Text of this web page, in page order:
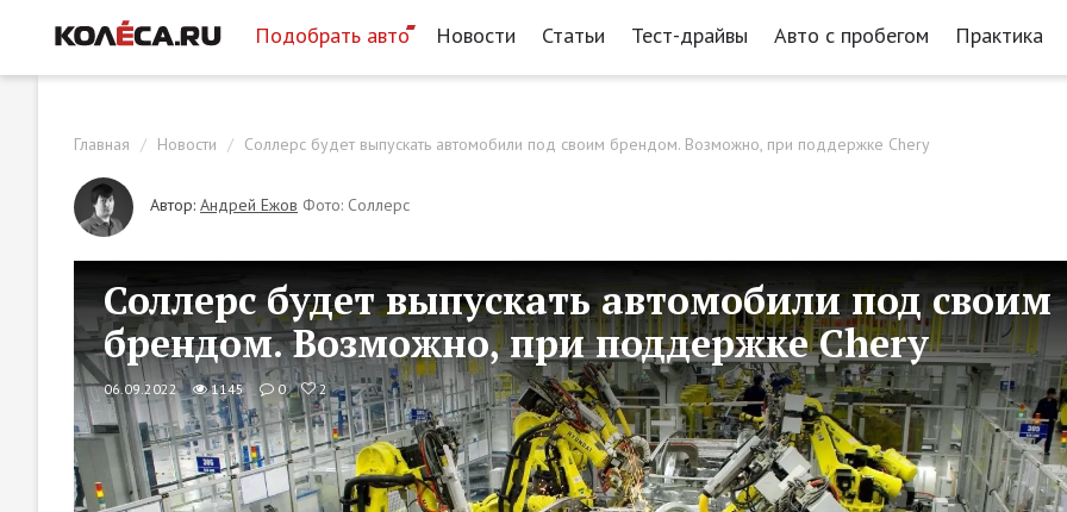
Подобрать авто Новости Статьи Тест-драйвы Авто с пробегом Практика
Главная Новости Соллерс будет выпускать автомобили под своим брендом. Возможно, при поддержке Chery
Автор: Андрей Ежов Фото: Соллерс
Соллерс будет выпускать автомобили под своим
брендом. Возможно, при поддержке Chery
06.09.2022 1145 0 2